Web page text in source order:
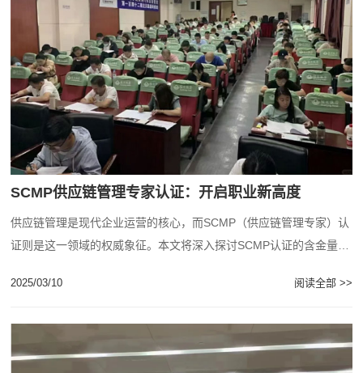
SCMP供应链管理专家认证：开启职业新高度
供应链管理是现代企业运营的核心，而SCMP（供应链管理专家）认
证则是这一领域的权威象征。本文将深入探讨SCMP认证的含金量及
2025/03/10 阅读全部 >>